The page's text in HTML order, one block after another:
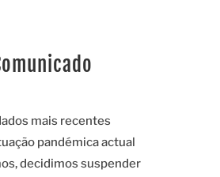
mais recentes
pandémica actual
decidimos suspender